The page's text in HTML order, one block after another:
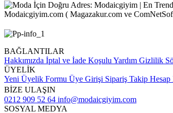
Modaicgiyim.com ( Magazakur.com ve
BAĞLANTILAR
Hakkımızda İptal ve İade Koşulu Yardım Gizlilik
ÜYELİK
Yeni Üyelik Formu Üye Girişi Sipariş Takip Hesap
BİZE ULAŞIN
0212 909 52 64 info@modaicgiyim.com
SOSYAL MEDYA